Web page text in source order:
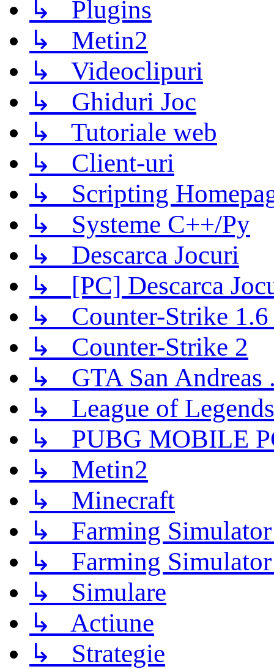
↳ Plugins
↳ Metin2
↳ Videoclipuri
↳ Ghiduri Joc
↳ Tutoriale web
↳ Client-uri
↳ Scripting
↳ Systeme C++/Py
↳ Descarca Jocuri
↳ [PC] Descarca
↳ Counter-Strike 1.6
↳ Counter-Strike 2
↳ GTA San Andreas
↳ League of Legends
↳ PUBG MOBILE
↳ Metin2
↳ Minecraft
↳ Farming
↳ Farming
↳ Simulare
↳ Actiune
↳ Strategie